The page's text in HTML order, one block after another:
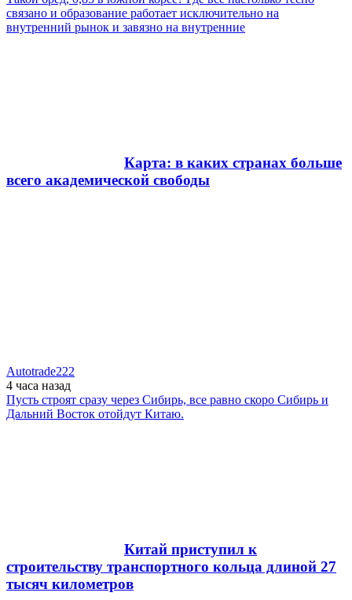
связано и образование работает исключительно на
внутренний рынок и завязно на внутренние
Карта: в каких странах больше
всего академической свободы
Autotrade222
4 часа назад
Пусть строят сразу через Сибирь, все равно скоро Сибирь и
Дальний Восток отойдут Китаю.
Китай приступил к
строительству транспортного кольца длиной 27
тысяч километров